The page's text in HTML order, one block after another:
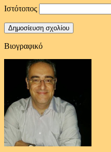
Ιστότοπος
Βιογραφικό